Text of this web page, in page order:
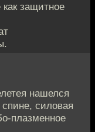
защитное
нашелся
силовая
плазменное